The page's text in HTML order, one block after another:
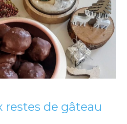
restes de gâteau